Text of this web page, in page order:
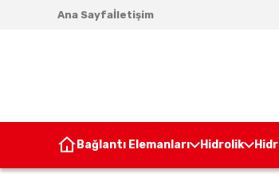
Ana Sayfaİletişim
Bağlantı Elemanları Hidrolik